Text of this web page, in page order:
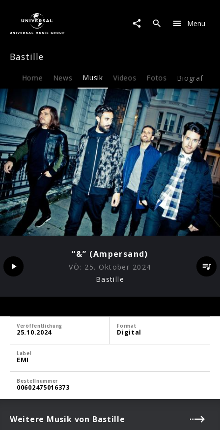
(Ampersand)
Menu
Bastille
Home News Musik Videos Fotos Biografie
“&” (Ampersand)
VÖ: 25. Oktober 2024
Bastille
Veröffentlichung
25.10.2024
Format
Digital
Label
EMI
Bestellnummer
00602475016373
Weitere Musik von Bastille